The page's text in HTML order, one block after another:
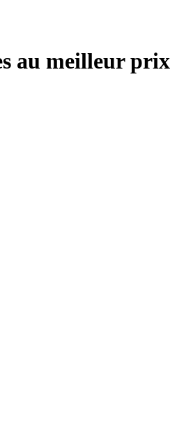
au meilleur prix